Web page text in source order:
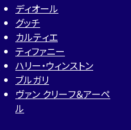
ディオール
グッチ
カルティエ
ティファニー
ハリー・ウィンストン
ブルガリ
ヴァン クリーフ＆アーペ
ル